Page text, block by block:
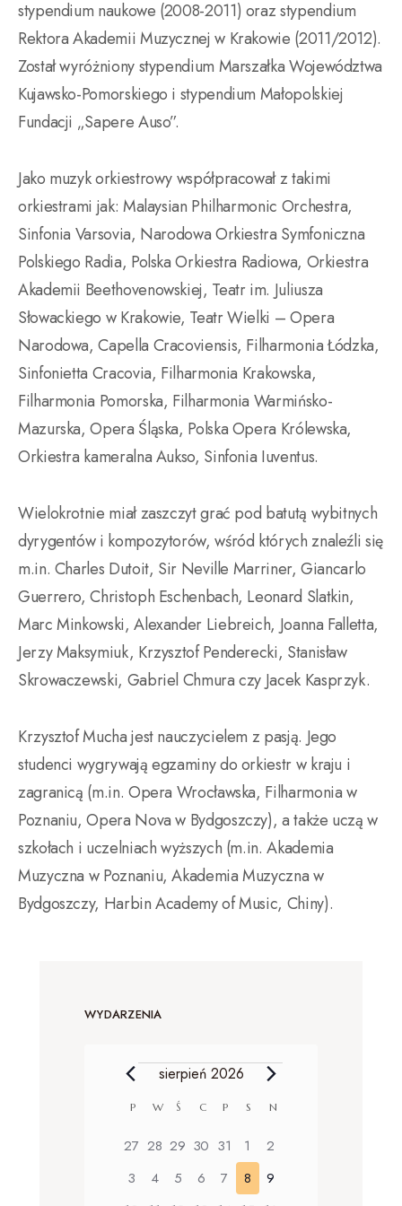
stypendium naukowe (2008-2011) oraz stypendium
Rektora Akademii Muzycznej w Krakowie (2011/2012).
Został wyróżniony stypendium Marszałka Województwa
Kujawsko-Pomorskiego i stypendium Małopolskiej
Fundacji „Sapere Auso”.
Jako muzyk orkiestrowy współpracował z takimi
orkiestrami jak: Malaysian Philharmonic Orchestra,
Sinfonia Varsovia, Narodowa Orkiestra Symfoniczna
Polskiego Radia, Polska Orkiestra Radiowa, Orkiestra
Akademii Beethovenowskiej, Teatr im. Juliusza
Słowackiego w Krakowie, Teatr Wielki – Opera
Narodowa, Capella Cracoviensis, Filharmonia Łódzka,
Sinfonietta Cracovia, Filharmonia Krakowska,
Filharmonia Pomorska, Filharmonia Warmińsko-
Mazurska, Opera Śląska, Polska Opera Królewska,
Orkiestra kameralna Aukso, Sinfonia Iuventus.
Wielokrotnie miał zaszczyt grać pod batutą wybitnych
dyrygentów i kompozytorów, wśród których znaleźli się
m.in. Charles Dutoit, Sir Neville Marriner, Giancarlo
Guerrero, Christoph Eschenbach, Leonard Slatkin,
Marc Minkowski, Alexander Liebreich, Joanna Falletta,
Jerzy Maksymiuk, Krzysztof Penderecki, Stanisław
Skrowaczewski, Gabriel Chmura czy Jacek Kasprzyk.
Krzysztof Mucha jest nauczycielem z pasją. Jego
studenci wygrywają egzaminy do orkiestr w kraju i
zagranicą (m.in. Opera Wrocławska, Filharmonia w
Poznaniu, Opera Nova w Bydgoszczy), a także uczą w
szkołach i uczelniach wyższych (m.in. Akademia
Muzyczna w Poznaniu, Akademia Muzyczna w
Bydgoszczy, Harbin Academy of Music, Chiny).
WYDARZENIA
sierpień 2026
K
a
P W Ś C P S N
0
wydarzenia
27 0
wydarzenia
28 0
wydarzenia
29 0
wydarzenia
30 0
wydarzenia
31
0
wydarzenia
1
0
wydarzenia
2
0
wydarzenia
3
0
wydarzenia
4
0
wydarzenia
5
0
wydarzenia
6
0
wydarzenia
7
0
wydarzenia
8
0
wydarzenia
9